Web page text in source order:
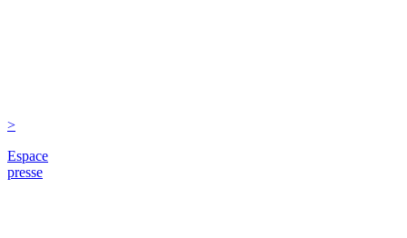
>
Espace
presse